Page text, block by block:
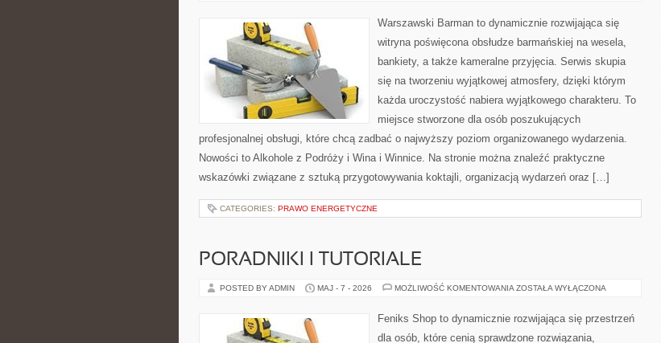
Warszawski Barman to dynamicznie rozwijająca się
witryna poświęcona obsłudze barmańskiej na wesela,
bankiety, a także kameralne przyjęcia. Serwis skupia
się na tworzeniu wyjątkowej atmosfery, dzięki którym
każda uroczystość nabiera wyjątkowego charakteru. To
miejsce stworzone dla osób poszukujących
profesjonalnej obsługi, które chcą zadbać o najwyższy poziom organizowanego wydarzenia.
Nowości to Alkohole z Podróży i Wina i Winnice. Na stronie można znaleźć praktyczne
wskazówki związane z sztuką przygotowywania koktajli, organizacją wydarzeń oraz […]
CATEGORIES: PRAWO ENERGETYCZNE
PORADNIKI I TUTORIALE
POSTED BY ADMIN MAJ - 7 - 2026 MOŻLIWOŚĆ KOMENTOWANIA PORADNIKI
ZOSTAŁA WYŁĄCZONA
Feniks Shop to dynamicznie rozwijająca się przestrzeń
dla osób, które cenią sprawdzone rozwiązania,